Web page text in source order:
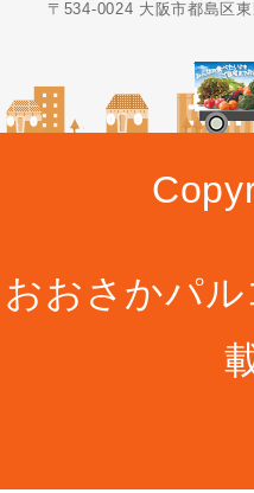
〒534-0024 大阪市都島区
おおさかパ